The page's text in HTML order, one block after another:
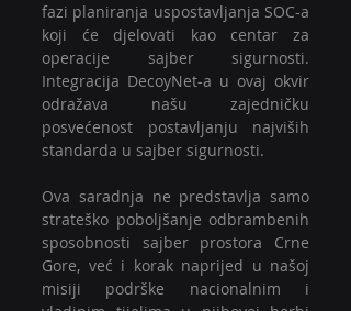
fazi planiranja uspostavljanja SOC-a
koji će djelovati kao centar za
operacije sajber sigurnosti.
Integracija DecoyNet-a u ovaj okvir
odražava našu zajedničku
posvećenost postavljanju najviših
standarda u sajber sigurnosti.
Ova saradnja ne predstavlja samo
strateško poboljšanje odbrambenih
sposobnosti sajber prostora Crne
Gore, već i korak naprijed u našoj
misiji podrške nacionalnim i